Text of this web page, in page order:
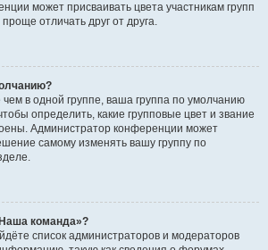
может присваивать цвета участникам групп
отличать друг от друга.
в одной группе, ваша группа по умолчанию
определить, какие групповые цвет и звание
Администратор конференции может
самому изменять вашу группу по
команда»?
список администраторов и модераторов